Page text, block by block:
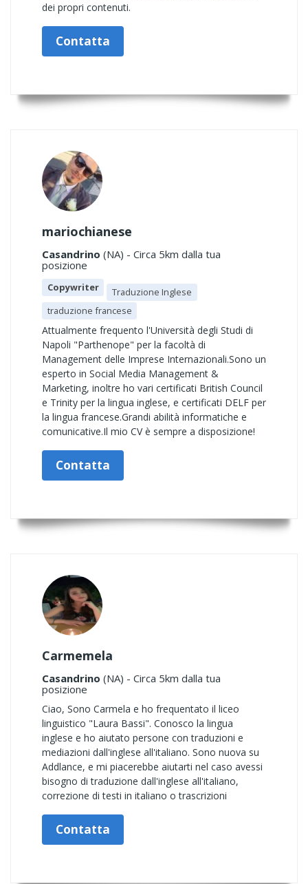
dei propri contenuti.
Contatta
mariochianese
Casandrino (NA) - Circa 5km dalla tua
posizione
Copywriter
Traduzione Inglese
traduzione francese
Attualmente frequento l'Università degli Studi di
Napoli "Parthenope" per la facoltà di
Management delle Imprese Internazionali.Sono un
esperto in Social Media Management &
Marketing, inoltre ho vari certificati British Council
e Trinity per la lingua inglese, e certificati DELF per
la lingua francese.Grandi abilità informatiche e
comunicative.Il mio CV è sempre a disposizione!
Contatta
Carmemela
Casandrino (NA) - Circa 5km dalla tua
posizione
Ciao, Sono Carmela e ho frequentato il liceo
linguistico "Laura Bassi". Conosco la lingua
inglese e ho aiutato persone con traduzioni e
mediazioni dall'inglese all'italiano. Sono nuova su
Addlance, e mi piacerebbe aiutarti nel caso avessi
bisogno di traduzione dall'inglese all'italiano,
correzione di testi in italiano o trascrizioni
Contatta